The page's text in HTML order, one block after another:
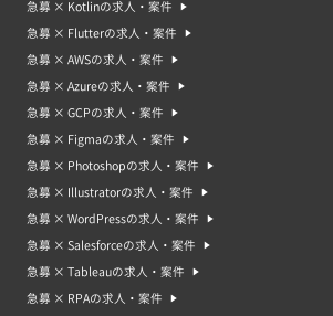
急募 × Kotlinの求人・案件
急募 × Flutterの求人・案件
急募 × AWSの求人・案件
急募 × Azureの求人・案件
急募 × GCPの求人・案件
急募 × Figmaの求人・案件
急募 × Photoshopの求人・案件
急募 × Illustratorの求人・案件
急募 × WordPressの求人・案件
急募 × Salesforceの求人・案件
急募 × Tableauの求人・案件
急募 × RPAの求人・案件